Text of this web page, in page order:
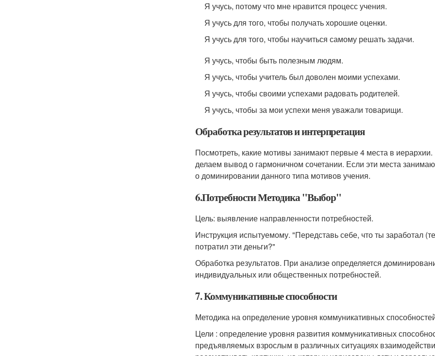
Я учусь, потому что мне нравится процесс учения.
Я учусь для того, чтобы получать хорошие оценки.
Я учусь для того, чтобы научиться самому решать задачи.
Я учусь, чтобы быть полезным людям.
Я учусь, чтобы учитель был доволен моими успехами.
Я учусь, чтобы своими успехами радовать родителей.
Я учусь, чтобы за мои успехи меня уважали товарищи.
Обработка результатов и интерпретация
Посмотреть, какие мотивы занимают первые 4 места в
делаем вывод о гармоничном сочетании. Если эти места
о доминировании данного типа мотивов учения.
6.Потребности Методика "Выбор"
Цель: выявление направленности потребностей.
Инструкция испытуемому. "Передставь себе, что ты заработал
потратил эти деньги?"
Обработка результатов. При анализе определяется
индивидуальных или общественных потребностей.
7. Коммуникативные способности
Методика на определение уровня коммуникативных
Цели : определение уровня развития коммуникативных
предъявляемых взрослым в различных ситуациях